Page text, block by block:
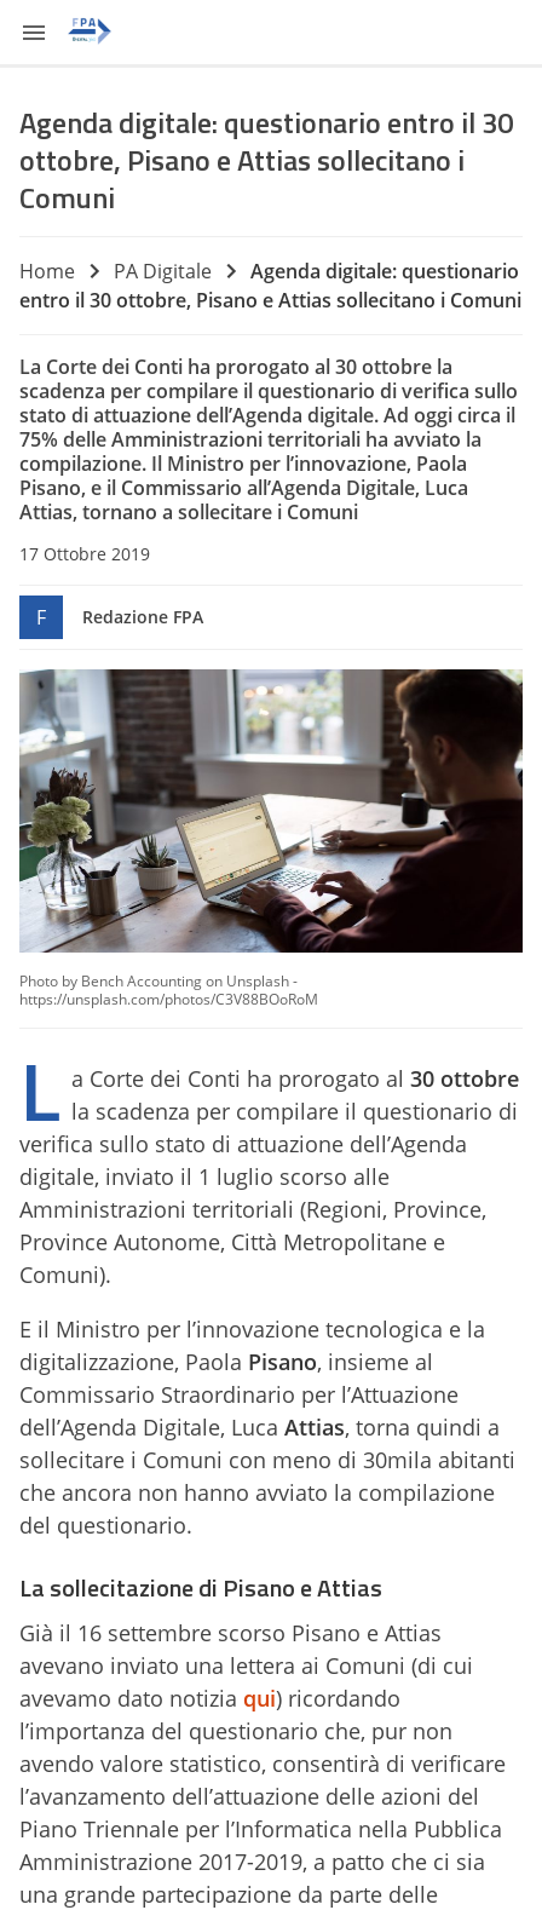
Agenda digitale: questionario entro il 30
ottobre, Pisano e Attias sollecitano i
Comuni
Home PA Digitale
Agenda digitale: questionario
entro il 30 ottobre, Pisano e Attias sollecitano i Comuni
La Corte dei Conti ha prorogato al 30 ottobre la
scadenza per compilare il questionario di verifica sullo
stato di attuazione dell’Agenda digitale. Ad oggi circa il
75% delle Amministrazioni territoriali ha avviato la
compilazione. Il Ministro per l’innovazione, Paola
Pisano, e il Commissario all’Agenda Digitale, Luca
Attias, tornano a sollecitare i Comuni
17 Ottobre 2019
F Redazione FPA
Photo by Bench Accounting on Unsplash -
https://unsplash.com/photos/C3V88BOoRoM
L a Corte dei Conti ha prorogato al 30 ottobre
la scadenza per compilare il questionario di
verifica sullo stato di attuazione dell’Agenda
digitale, inviato il 1 luglio scorso alle
Amministrazioni territoriali (Regioni, Province,
Province Autonome, Città Metropolitane e
Comuni).
E il Ministro per l’innovazione tecnologica e la
digitalizzazione, Paola Pisano, insieme al
Commissario Straordinario per l’Attuazione
dell’Agenda Digitale, Luca Attias, torna quindi a
sollecitare i Comuni con meno di 30mila abitanti
che ancora non hanno avviato la compilazione
del questionario.
La sollecitazione di Pisano e Attias
Già il 16 settembre scorso Pisano e Attias
avevano inviato una lettera ai Comuni (di cui
avevamo dato notizia qui) ricordando
l’importanza del questionario che, pur non
avendo valore statistico, consentirà di verificare
l’avanzamento dell’attuazione delle azioni del
Piano Triennale per l’Informatica nella Pubblica
Amministrazione 2017-2019, a patto che ci sia
una grande partecipazione da parte delle